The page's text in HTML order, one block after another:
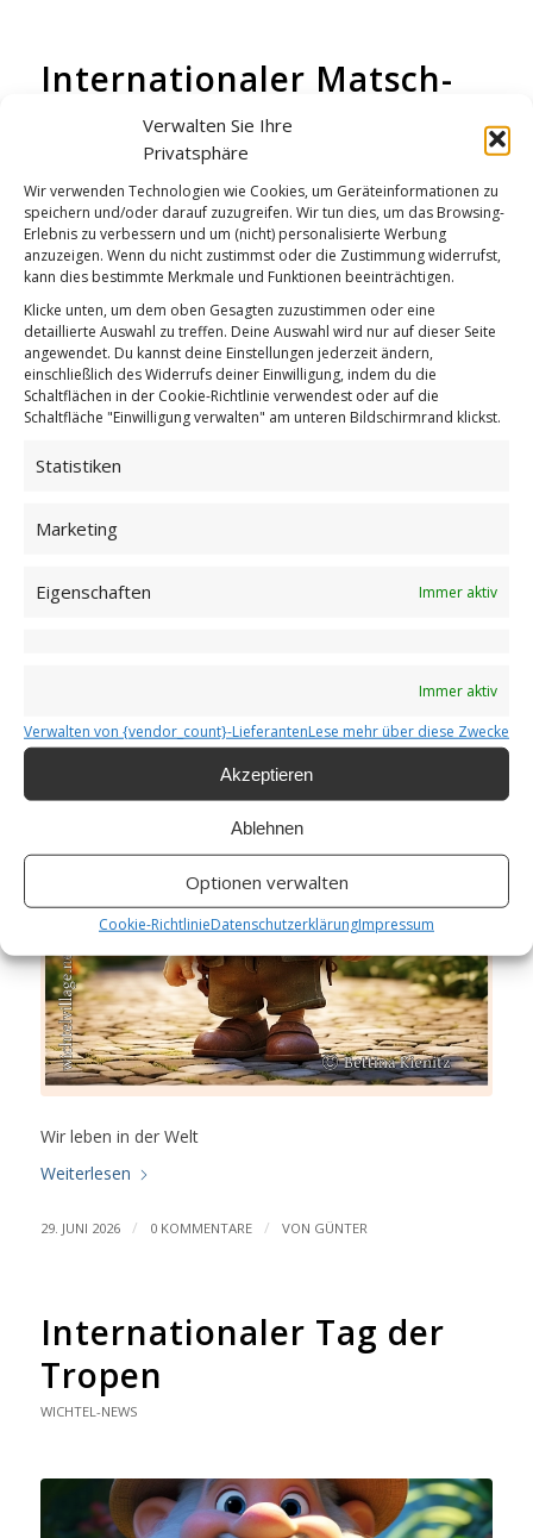
Verwalten Sie Ihre
Privatsphäre
Wir verwenden Technologien wie Cookies, um Geräteinformationen zu
speichern und/oder darauf zuzugreifen. Wir tun dies, um das Browsing-
Erlebnis zu verbessern und um (nicht) personalisierte Werbung
anzuzeigen. Wenn du nicht zustimmst oder die Zustimmung widerrufst,
kann dies bestimmte Merkmale und Funktionen beeinträchtigen.
Klicke unten, um dem oben Gesagten zuzustimmen oder eine
detaillierte Auswahl zu treffen. Deine Auswahl wird nur auf dieser Seite
angewendet. Du kannst deine Einstellungen jederzeit ändern,
einschließlich des Widerrufs deiner Einwilligung, indem du die
Schaltflächen in der Cookie-Richtlinie verwendest oder auf die
Schaltfläche "Einwilligung verwalten" am unteren Bildschirmrand klickst.
Statistiken
Marketing
Eigenschaften Immer aktiv
Immer aktiv
Verwalten von {vendor_count}-LieferantenLese mehr über diese Zwecke
Akzeptieren
Ablehnen
Optionen verwalten
Cookie-RichtlinieDatenschutzerklärungImpressum
Internationaler Matsch-
Weiterlesen
Wir leben in der Welt
Wir leben in der Welt
Weiterlesen
29. JUNI 2026 / 0 KOMMENTARE / VON GÜNTER
Internationaler Tag der
Tropen
WICHTEL-NEWS